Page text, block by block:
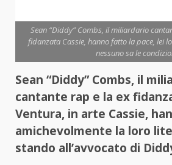
Sean “Diddy” Combs, il miliardario
fidanzata Cassie, hanno fatto la pace, lei
nessuno sa le
Sean “Diddy” Combs, il
cantante rap e la ex
Ventura, in arte Cassie,
amichevolmente la loro
stando all’avvocato di